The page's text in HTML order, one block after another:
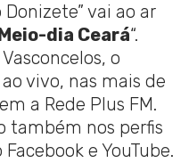
vai ao ar
Meio-dia Ceará“.
o
vivo, nas mais de
a Rede Plus FM.
também nos perfis
Facebook e YouTube.